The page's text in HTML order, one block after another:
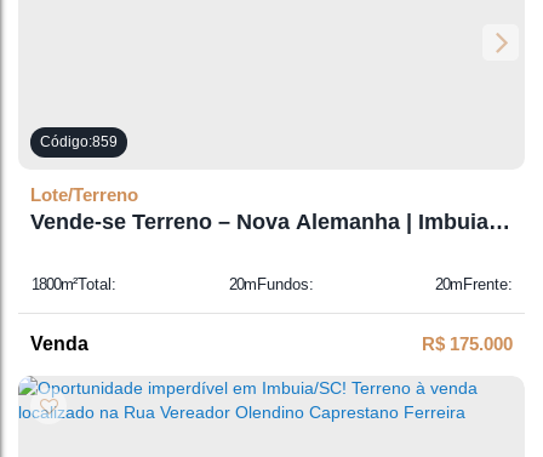
859
Vende-se Terreno – Nova Alemanha | Imbuia
construir!
Lote/Terreno
R$ 175.000
Total:
1800m² Fundos:
20m Frente:
20m